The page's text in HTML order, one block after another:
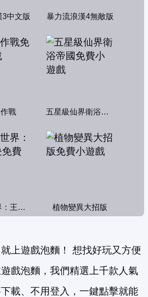
3中文版 暴力流浪漢4無敵版
戰 五星級仙界衛浴帝國
寶可夢世界：王者對決 植物變異大招版
上遊戲泡麵！ 想找好玩又方便
戲泡麵，我們精選上千款人氣
載、不用登入，一鍵點擊就能